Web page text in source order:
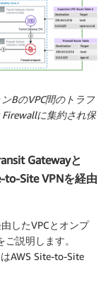
BのVPC間のトラフ
に集約され保
Gatewayと
to-Site VPNを経由
したVPCとオンプ
説明します。
AWS Site-to-Site